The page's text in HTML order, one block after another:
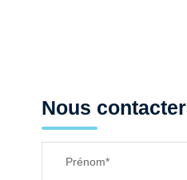
Nous contacter
Prénom*